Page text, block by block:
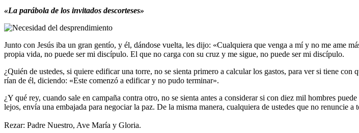
«La parábola de los invitados descorteses»
Junto con Jesús iba un gran gentío, y él, dándose vuelta, les dijo: «Cualquiera que venga a mí y no me ame
propia vida, no puede ser mi discípulo. El que no carga con su cruz y me sigue, no puede ser mi discípulo.
¿Quién de ustedes, si quiere edificar una torre, no se sienta primero a calcular los gastos, para ver si tiene
rían de él, diciendo: «Este comenzó a edificar y no pudo terminar».
¿Y qué rey, cuando sale en campaña contra otro, no se sienta antes a considerar si con diez mil hombres
lejos, envía una embajada para negociar la paz. De la misma manera, cualquiera de ustedes que no renuncie
Rezar: Padre Nuestro, Ave María y Gloria.